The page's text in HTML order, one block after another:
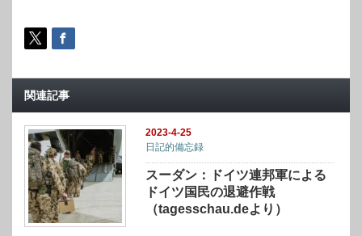
関連記事
2023-4-25
日記的備忘録
スーダン：ドイツ連邦軍による
ドイツ国民の退避作戦
（tagesschau.deより）